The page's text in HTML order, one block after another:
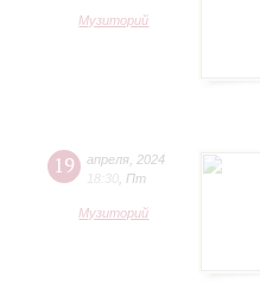
Музиторий
19 апреля 2024
18:30 Пт
Музиторий